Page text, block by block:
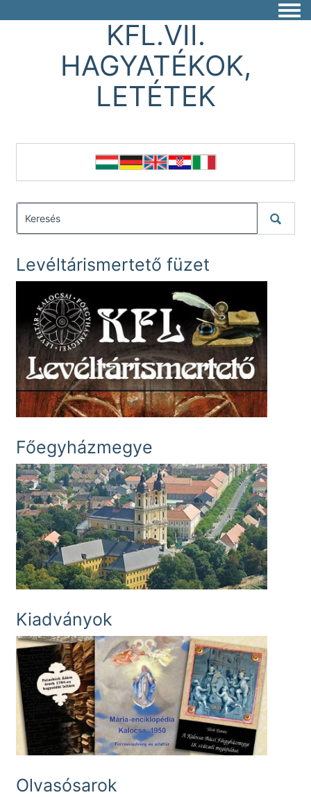
KFL.VII.
HAGYATÉKOK,
LETÉTEK
Levéltárismertető füzet
Főegyházmegye
Kiadványok
Olvasósarok